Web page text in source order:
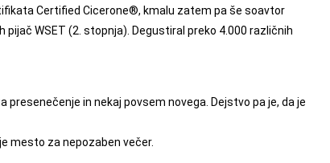
Certified Cicerone®, kmalu zatem pa še soavtor
WSET (2. stopnja). Degustiral preko 4.000 različnih
presenečenje in nekaj povsem novega. Dejstvo pa je, da je
mesto za nepozaben večer.